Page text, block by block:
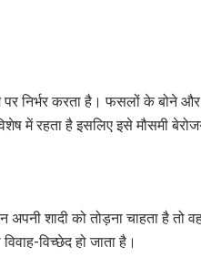
निर्भर करता है। फसलों के बोने
में रहता है इसलिए इसे मौसमी
शादी को तोड़ना चाहता है तो वह
विच्छेद हो जाता है।